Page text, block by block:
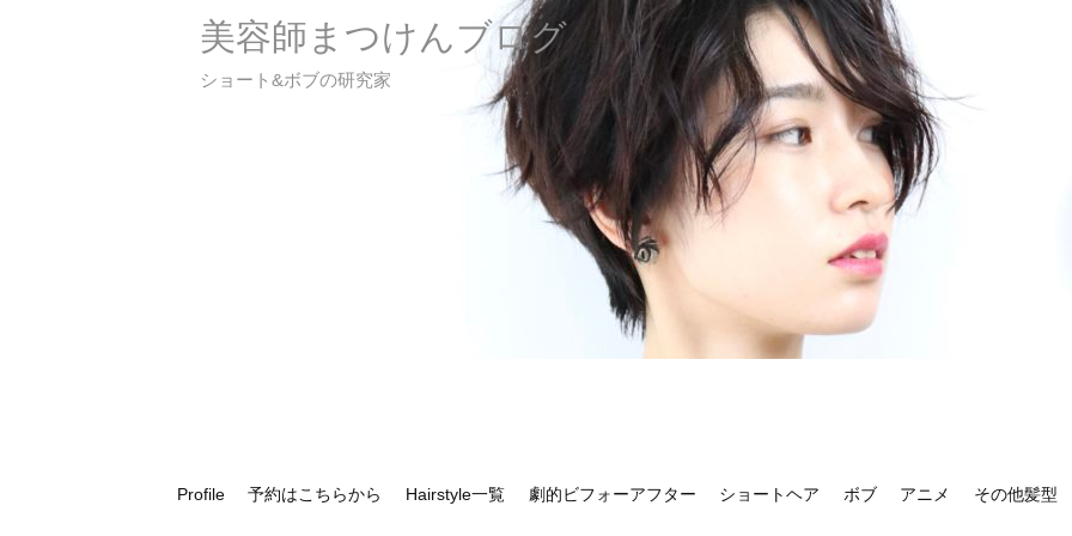
美容師まつけんブログ
ショート&ボブの研究家
Profile 予約はこちらから Hairstyle一覧 劇的ビフォーアフター ショートヘア ボブ アニメ その他髪型